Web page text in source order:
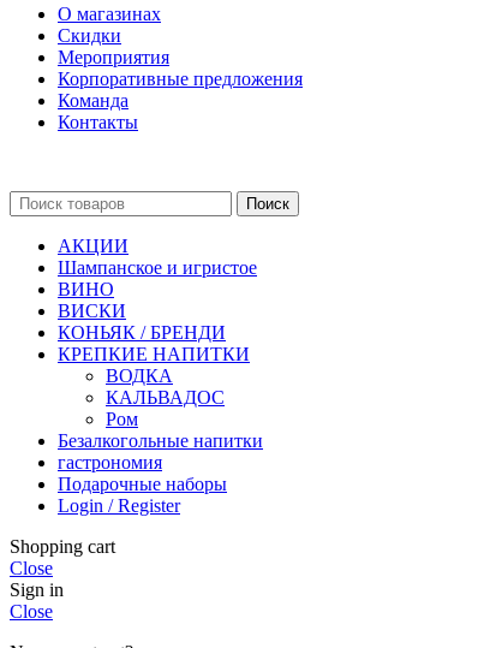
О магазинах
Скидки
Мероприятия
Корпоративные предложения
Команда
Контакты
Поиск
АКЦИИ
Шампанское и игристое
ВИНО
ВИСКИ
КОНЬЯК / БРЕНДИ
КРЕПКИЕ НАПИТКИ
ВОДКА
КАЛЬВАДОС
Ром
Безалкогольные напитки
гастрономия
Подарочные наборы
Login / Register
Shopping cart
Close
Sign in
Close